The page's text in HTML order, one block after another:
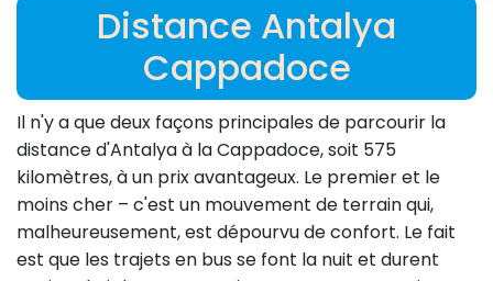
Distance Antalya
Cappadoce
Il n'y a que deux façons principales de parcourir la
distance d'Antalya à la Cappadoce, soit 575
kilomètres, à un prix avantageux. Le premier et le
moins cher – c'est un mouvement de terrain qui,
malheureusement, est dépourvu de confort. Le fait
est que les trajets en bus se font la nuit et durent